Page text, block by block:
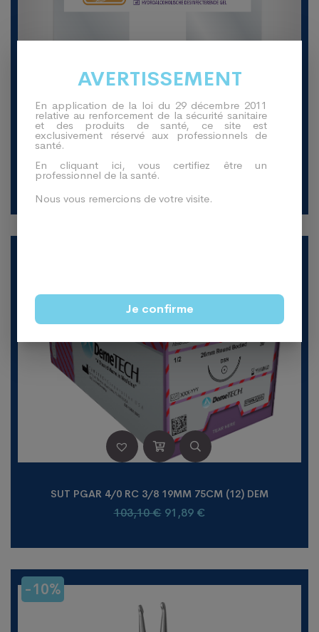
DENTO-VIRACTIS 35+ GEL (5L SS POMPE)
83,95€
SUT PGAR 4/0 RC 3/8 19MM 75CM (12) DEM
103,10€ 91,89 €
-10%
AVERTISSEMENT
En application de la loi du 29 décembre 2011
relative au renforcement de la sécurité sanitaire
et des produits de santé, ce site est
exclusivement réservé aux professionnels de
santé.
En cliquant ici, vous certifiez être un
professionnel de la santé.
Nous vous remercions de votre visite.
Je confirme